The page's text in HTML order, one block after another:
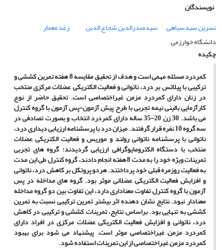
نویسندگان
نسرین سیدسیاهی
سیدصدرالدین شجاع الدین
رغد معمار
دانشگاه خوارزمی
چکیده
کمردرد مسئله مهمی است و هدف از تحقیق مقایسه 8 هفته تمرین کششی و
ترکیبی با پیلاتس بر درد، ناتوانی و فعالیت الکتریکی عضلات مرکزی منتخب
در زنان دارای کمردرد مزمن غیراختصاصی است. تحقیق حاضر از نوع
کارآزمایی بالینی نیمه تجربی با طرح پیش آزمون-پس آزمون با گروه کنترل
می باشد. 30 زن 20-35 ساله دارای کمردرد انتخاب و بصورت تصادفی در
سه گروه 10 نفره قرار گرفتند. میزان درد با پرسشنامه ارزیابی دیداری درد،
ناتوانی با پرسشنامه ناتوانی رولند و موریس و فعالیت الکتریکی عضلات
منتخب با دستگاه الکترومایوگرافی ارزیابی گردیدند؛ گروه های تجربی
تمرینات ویژه خود را به مدت 8 هفته انجام دادند، گروه کنترل طی این مدت
به فعالیت روزمره قبلی خود پرداختند.هردو پروتکل بر کاهش درد، ناتوانی
و افزایش فعالیت الکتریکی عضلانی موثر بود. گروه های مداخله در پس
آزمون با گروه کنترل تفاوت معناداری دارد، این تفاوت بین دو گروه مداخله
معنادار نبود. نتایج نشان دهنده اثر بیشتر تمرین ترکیبی نسبت به تمرین
کششی به تنهایی بود.براساس نتایج، تمرینات کششی و ترکیبی در کاهش
درد، ناتوانی و افزایش فعالیت الکتریکی عضلات مرکزی در افراد دارای
کمردرد مزمن غیراختصاصی موثر است. پیشنهاد می شود برای بهبود
کمردرد مزمن غیراختصاصی از این تمرینات استفاده شود.